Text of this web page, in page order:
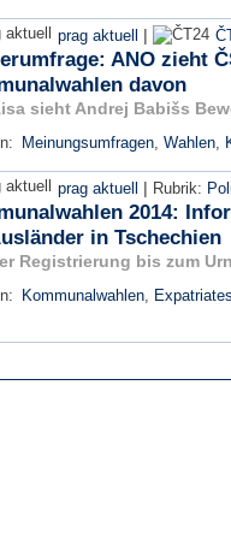
prag aktuell |
ANO zieht
davon
sieht Andrej Babišs
Meinungsumfragen, Wahlen,
prag aktuell | Rubrik:
2014:
in Tschechien
Registrierung bis zum
Kommunalwahlen, Expatriates